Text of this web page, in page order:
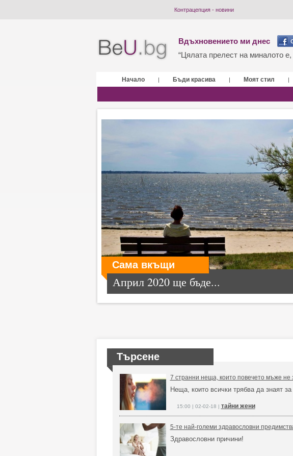
Контрацепция - новини
Вдъхновението ми днес
“Цялата прелест на миналото
Начало | Бъди красива | Моят стил |
Сама вкъщи
Април 2020 ще бъде...
Търсене
7 странни неща, които повечето мъже не
Неща, които всички трябва да знаят
15:00 | 02-02-18 | тайни жени
5-те най-големи здравословни
Здравословни причини!